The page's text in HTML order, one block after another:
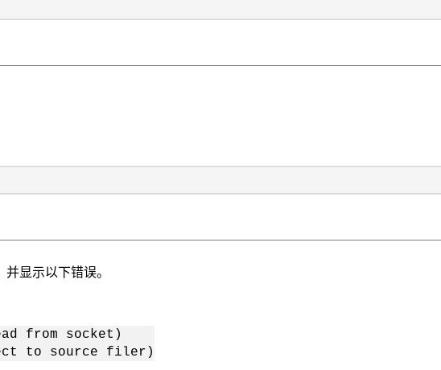
并显示以下错误。
from socket)
to source filer)